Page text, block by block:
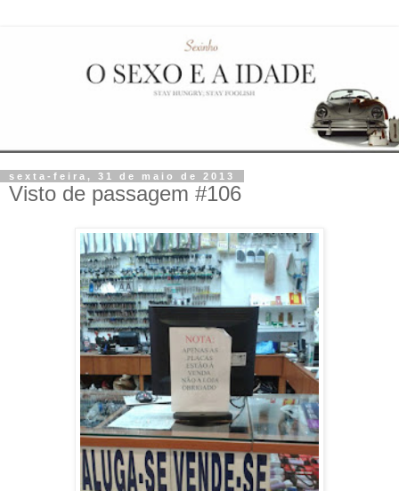
sexta-feira, 31 de maio de 2013
Visto de passagem #106